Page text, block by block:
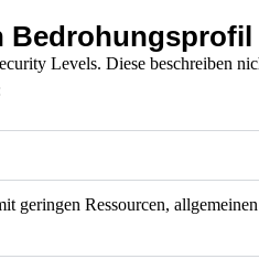
Bedrohungsprofil
Levels. Diese beschreiben
geringen Ressourcen,